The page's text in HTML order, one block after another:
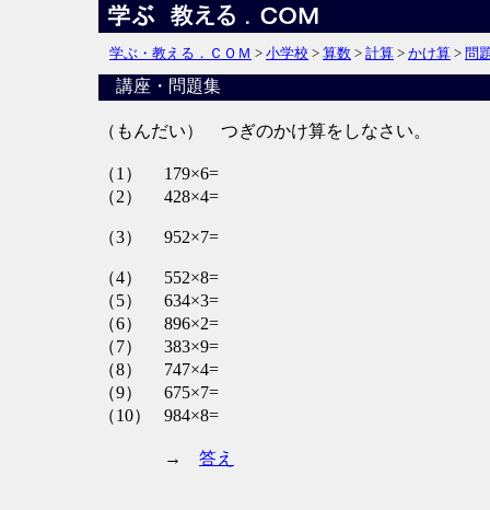
学ぶ・教える．ＣＯＭ > 小学校 > 算数 > 計算 > かけ算 > 問
講座・問題集
（もんだい） つぎのかけ算をしなさい。
（1）
179×6=
（2）
428×4=
（3） 952×7=
（4）
552×8=
（5）
634×3=
（6）
896×2=
（7）
383×9=
（8）
747×4=
（9）
675×7=
（10）
984×8=
→ 答え